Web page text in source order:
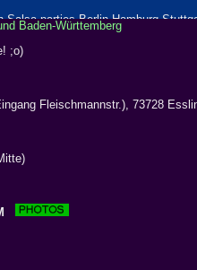
Baden-Württemberg
;o)
Fleischmannstr.), 73728